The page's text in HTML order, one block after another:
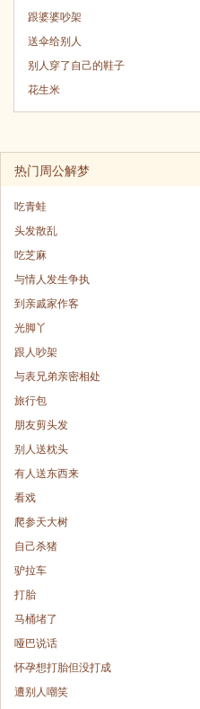
跟婆婆吵架
送伞给别人
别人穿了自己的鞋子
花生米
热门周公解梦
吃青蛙
头发散乱
吃芝麻
与情人发生争执
到亲戚家作客
光脚丫
跟人吵架
与表兄弟亲密相处
旅行包
朋友剪头发
别人送枕头
有人送东西来
看戏
爬参天大树
自己杀猪
驴拉车
打胎
马桶堵了
哑巴说话
怀孕想打胎但没打成
遭别人嘲笑